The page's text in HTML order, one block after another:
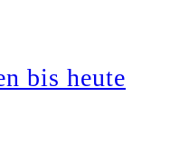
bis heute